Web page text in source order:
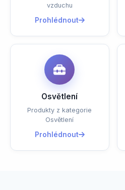
vzduchu
Prohlédnout
Osvětlení
Produkty z kategorie
Osvětlení
Prohlédnout